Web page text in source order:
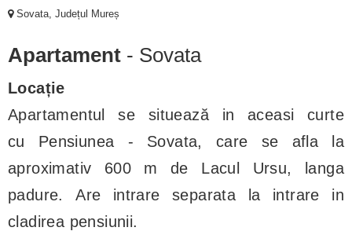
Sovata, Județul Mureș
Apartament - Sovata
Locație
Apartamentul se situează in aceasi curte
cu Pensiunea - Sovata, care se afla la
aproximativ 600 m de Lacul Ursu, langa
padure. Are intrare separata la intrare in
cladirea pensiunii.